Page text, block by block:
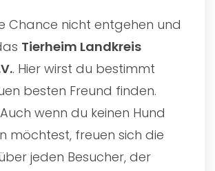
Chance nicht entgehen und
Tierheim Landkreis
. Hier wirst du bestimmt
besten Freund finden.
Auch wenn du keinen Hund
möchtest, freuen sich die
jeden Besucher, der